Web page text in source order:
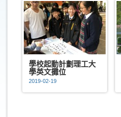
學校起動計劃理工大
學英文攤位
2019-02-19